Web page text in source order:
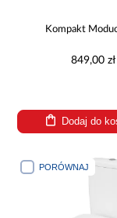
Kompakt
849,00 zł
Dodaj do
PORÓWNAJ